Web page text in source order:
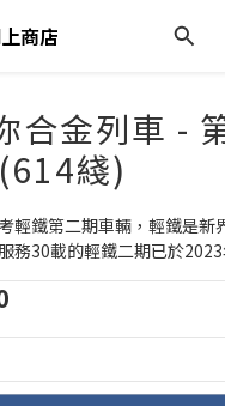
商店
合金列車 -
綫)
輕鐵第二期車輛，輕鐵是新
務30載的輕鐵二期已於2023